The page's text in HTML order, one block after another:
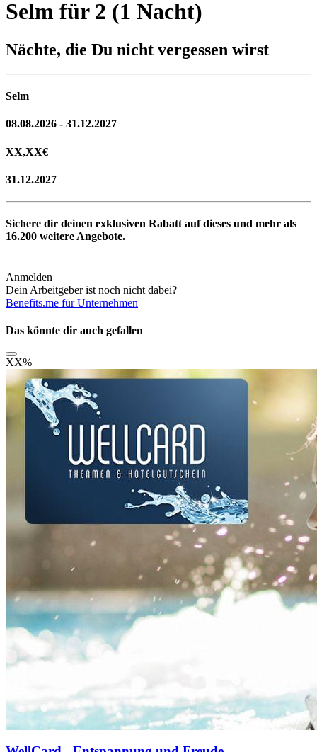
Selm für 2 (1 Nacht)
Nächte, die Du nicht vergessen wirst
Selm
08.08.2026 - 31.12.2027
XX,XX€
31.12.2027
Sichere dir deinen exklusiven Rabatt auf dieses und mehr als
16.200 weitere Angebote.
Anmelden
Dein Arbeitgeber ist noch nicht dabei?
Benefits.me für Unternehmen
Das könnte dir auch gefallen
XX%